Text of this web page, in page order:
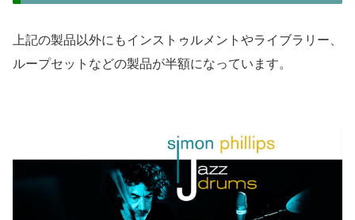
上記の製品以外にもインストゥルメントやライブラリー、
ループセットなどの製品が半額になっています。